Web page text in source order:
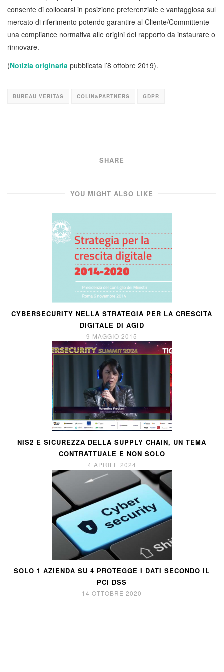
consente di collocarsi in posizione preferenziale e vantaggiosa sul
mercato di riferimento potendo garantire al Cliente/Committente
una compliance normativa alle origini del rapporto da instaurare o
rinnovare.
(Notizia originaria pubblicata l’8 ottobre 2019).
BUREAU VERITAS COLIN&PARTNERS GDPR
SHARE
YOU MIGHT ALSO LIKE
CYBERSECURITY NELLA STRATEGIA PER LA CRESCITA
DIGITALE DI AGID
9 MAGGIO 2015
NIS2 E SICUREZZA DELLA SUPPLY CHAIN, UN TEMA
CONTRATTUALE E NON SOLO
4 APRILE 2024
SOLO 1 AZIENDA SU 4 PROTEGGE I DATI SECONDO IL
PCI DSS
14 OTTOBRE 2020